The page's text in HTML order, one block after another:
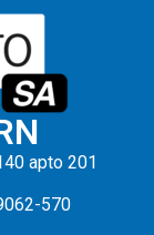
apto 201
570